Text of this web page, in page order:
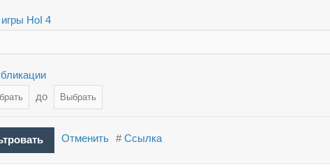
HoI 4
до
Отменить #Ссылка